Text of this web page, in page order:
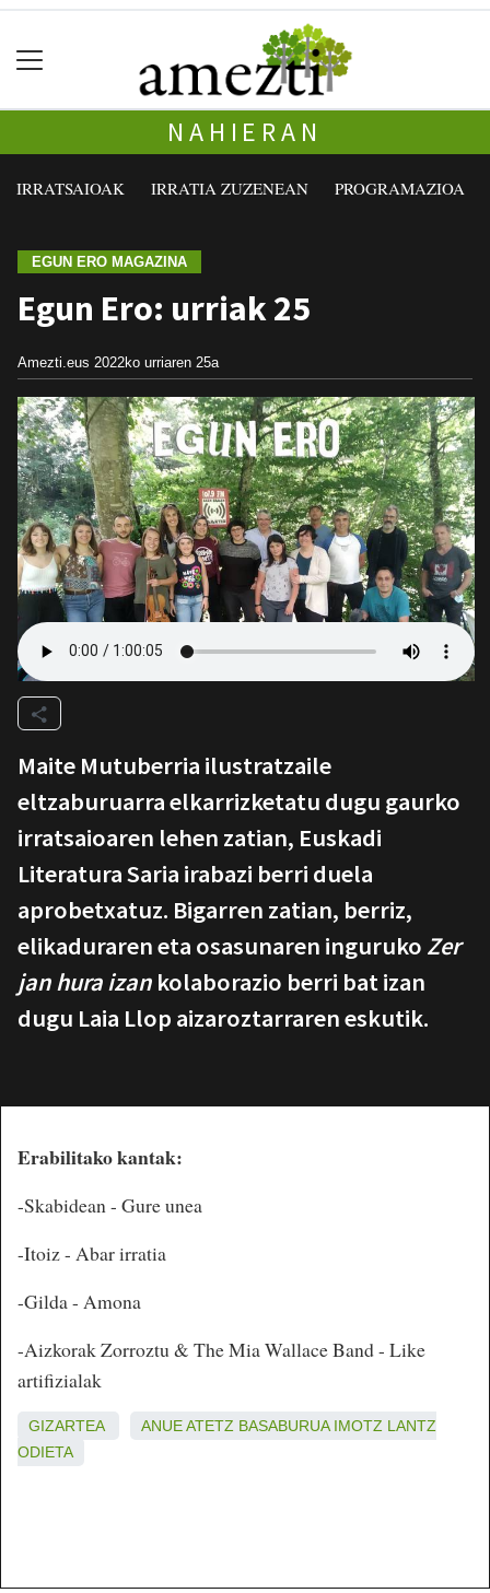
NAHIERAN
IRRATSAIOAK IRRATIA ZUZENEAN PROGRAMAZIOA
EGUN ERO MAGAZINA
Egun Ero: urriak 25
Amezti.eus 2022ko urriaren 25a
Maite Mutuberria ilustratzaile
eltzaburuarra elkarrizketatu dugu gaurko
irratsaioaren lehen zatian, Euskadi
Literatura Saria irabazi berri duela
aprobetxatuz. Bigarren zatian, berriz,
elikaduraren eta osasunaren inguruko Zer
jan hura izan kolaborazio berri bat izan
dugu Laia Llop aizaroztarraren eskutik.
Erabilitako kantak:
-Skabidean - Gure unea
-Itoiz - Abar irratia
-Gilda - Amona
-Aizkorak Zorroztu & The Mia Wallace Band - Like
artifizialak
GIZARTEA ANUEATETZ BASABURUA IMOTZ LANTZ
ODIETA